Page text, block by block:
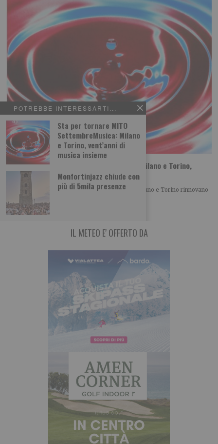
POTREBBE INTERESSARTI...
Sta per tornare MITO
SettembreMusica: Milano
e Torino, vent’anni di
musica insieme
Monfortinjazz chiude con
più di 5mila presenze
Sta per tornare MITO SettembreMusica: Milano e Torino,
vent’anni di musica insieme
Con la XX edizione di MITO SettembreMusica, Milano e Torino rinnovano
IL METEO E' OFFERTO DA